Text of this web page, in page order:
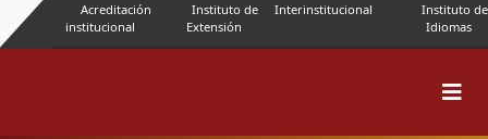
Acreditación
institucional
Instituto de
Extensión
Interinstitucional
Instituto de
Idiomas